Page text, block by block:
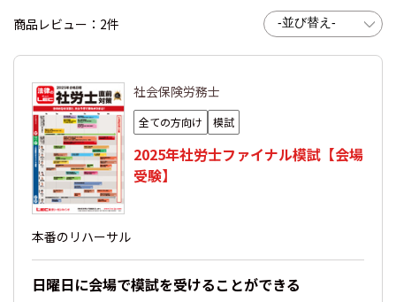
商品レビュー：2件
社会保険労務士
全ての方向け 模試
2025年社労士ファイナル模試【会場
受験】
本番のリハーサル
日曜日に会場で模試を受けることができる